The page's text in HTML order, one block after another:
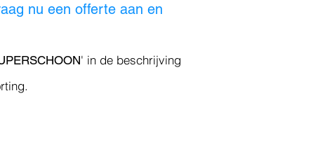
nu een offerte aan en
' in de beschrijving